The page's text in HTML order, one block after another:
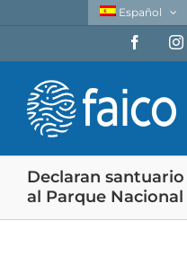
contenido
Español
Declaran
al Parque Nacional